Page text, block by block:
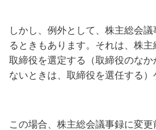
しかし、例外として、株主総会
るときもあります。それは、株
取締役を選定する（取締役のな
ないときは、取締役を選任する）
この場合、株主総会議事録に変